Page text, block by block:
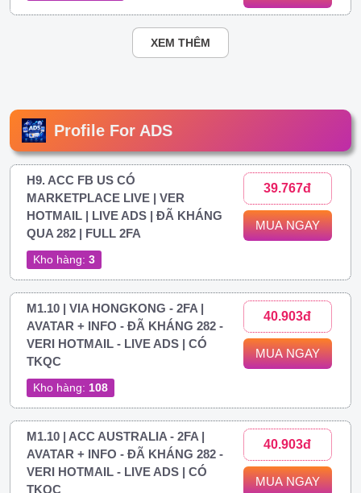
XEM THÊM
Profile For ADS
H9. ACC FB US CÓ
MARKETPLACE LIVE | VER
HOTMAIL | LIVE ADS | ĐÃ KHÁNG
QUA 282 | FULL 2FA
Kho hàng: 3
39.767đ
MUA NGAY
M1.10 | VIA HONGKONG - 2FA |
AVATAR + INFO - ĐÃ KHÁNG 282 -
VERI HOTMAIL - LIVE ADS | CÓ
TKQC
Kho hàng: 108
40.903đ
MUA NGAY
M1.10 | ACC AUSTRALIA - 2FA |
AVATAR + INFO - ĐÃ KHÁNG 282 -
VERI HOTMAIL - LIVE ADS | CÓ
TKQC
40.903đ
MUA NGAY